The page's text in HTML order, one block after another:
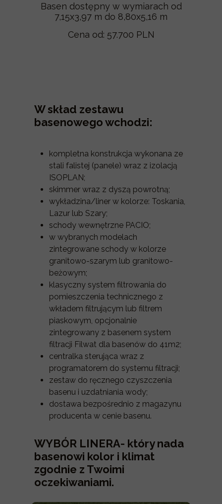
WYBÓR LINERA- który nada
basenowi kolor i klimat
zgodnie z Twoimi
oczekiwaniami.
Basen dostępny w wymiarach od
7,15x3,97 m do 8,80x5,16 m
Cena od: 57.700 PLN
W skład zestawu
basenowego wchodzi:
kompletna konstrukcja wykonana ze
stali falistej (panele) wraz z izolacją
ISOPLAN;
skimmer wraz z dyszą powrotną;
wykładzina/liner w kolorze: Toskania,
Lazur lub Szary;
schody wewnętrzne PACIO;
w wybranych modelach
zintegrowane schody w kolorze
granitowo-szarym lub granitowo-
beżowym;
klasyczny system filtrowania do
pomieszczenia technicznego z
wkładem filtrującym lub filtrem
piaskowym, opcjonalnie
zintegrowany z basenem system
filtracji Filwat dla basenów do 41m2;
centralka sterująca wraz z
programatorem do systemu filtracji;
zestaw do ręcznego czyszczenia
basenu i uzdatniania wody;
dostawa bezpośrednio z magazynu
producenta w cenie basenu.